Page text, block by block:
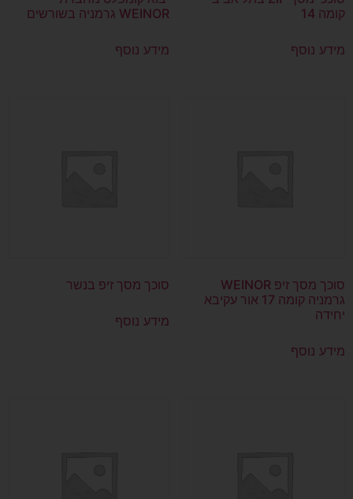
קומה 14
מידע נוסף
WEINOR גרמניה בשורשים
מידע נוסף
סוכך מסך זיפ WEINOR
גרמניה קומה 17 אור עקיבא
יחידה
מידע נוסף
סוכך מסך זיפ בנשר
מידע נוסף